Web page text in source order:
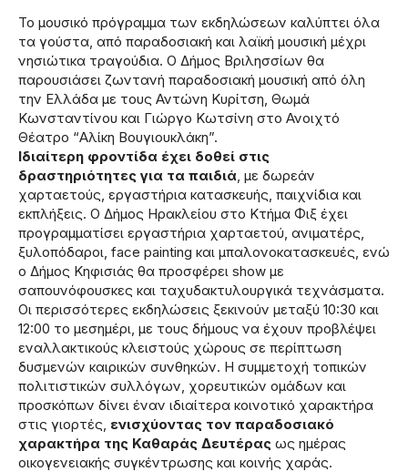
Το μουσικό πρόγραμμα των εκδηλώσεων καλύπτει όλα
τα γούστα, από παραδοσιακή και λαϊκή μουσική μέχρι
νησιώτικα τραγούδια. Ο Δήμος Βριλησσίων θα
παρουσιάσει ζωντανή παραδοσιακή μουσική από όλη
την Ελλάδα με τους Αντώνη Κυρίτση, Θωμά
Κωνσταντίνου και Γιώργο Κωτσίνη στο Ανοιχτό
Θέατρο “Αλίκη Βουγιουκλάκη”.
Ιδιαίτερη φροντίδα έχει δοθεί στις
δραστηριότητες για τα παιδιά , με δωρεάν
χαρταετούς, εργαστήρια κατασκευής, παιχνίδια και
εκπλήξεις. Ο Δήμος Ηρακλείου στο Κτήμα Φιξ έχει
προγραμματίσει εργαστήρια χαρταετού, ανιματέρς,
ξυλοπόδαροι, face painting και μπαλονοκατασκευές, ενώ
ο Δήμος Κηφισιάς θα προσφέρει show με
σαπουνόφουσκες και ταχυδακτυλουργικά τεχνάσματα.
Οι περισσότερες εκδηλώσεις ξεκινούν μεταξύ 10:30 και
12:00 το μεσημέρι, με τους δήμους να έχουν προβλέψει
εναλλακτικούς κλειστούς χώρους σε περίπτωση
δυσμενών καιρικών συνθηκών. Η συμμετοχή τοπικών
πολιτιστικών συλλόγων, χορευτικών ομάδων και
προσκόπων δίνει έναν ιδιαίτερα κοινοτικό χαρακτήρα
στις γιορτές, ενισχύοντας τον παραδοσιακό
χαρακτήρα της Καθαράς Δευτέρας ως ημέρας
οικογενειακής συγκέντρωσης και κοινής χαράς.